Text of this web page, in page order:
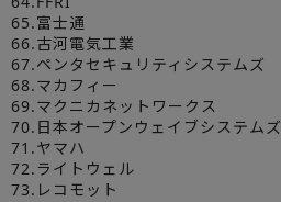
65.富士通
66.古河電気工業
67.ペンタセキュリティシステムズ
68.マカフィー
69.マクニカネットワークス
70.日本オープンウェイブシステムズ
71.ヤマハ
72.ライトウェル
73.レコモット